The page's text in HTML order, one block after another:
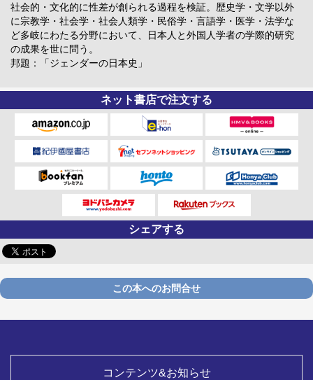
社会的・文化的に性差が創られる過程を検証。歴史学・文学以外
に宗教学・社会学・社会人類学・民俗学・言語学・医学・法学な
ど多岐にわたる分野において、日本人と外国人学者の学際的研究
の成果を世に問う。
邦題：「ジェンダーの日本史」
ネット書店で注文する
シェアする
この本へのお問合せ
コンテンツ&お知らせ